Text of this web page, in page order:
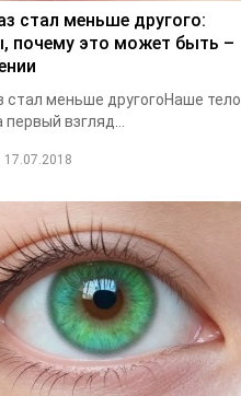
стал меньше другого:
почему это может быть –
стал меньше другогоНаше тело
взгляд...
17.07.2018